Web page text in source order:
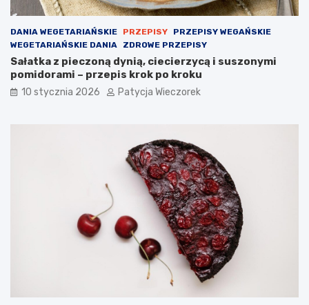
DANIA WEGETARIAŃSKIE PRZEPISY
PRZEPISY WEGAŃSKIE
WEGETARIAŃSKIE DANIA
ZDROWE PRZEPISY
Sałatka z pieczoną dynią, ciecierzycą i suszonymi
pomidorami – przepis krok po kroku
10 stycznia 2026 Patycja Wieczorek